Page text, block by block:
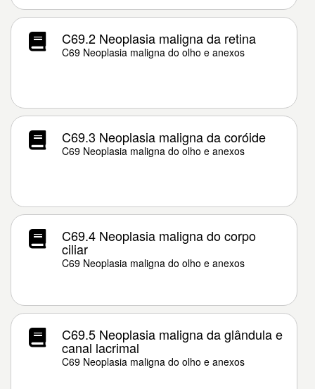
C69.2 Neoplasia maligna da retina
C69 Neoplasia maligna do olho e anexos
C69.3 Neoplasia maligna da coróide
C69 Neoplasia maligna do olho e anexos
C69.4 Neoplasia maligna do corpo
ciliar
C69 Neoplasia maligna do olho e anexos
C69.5 Neoplasia maligna da glândula e
canal lacrimal
C69 Neoplasia maligna do olho e anexos